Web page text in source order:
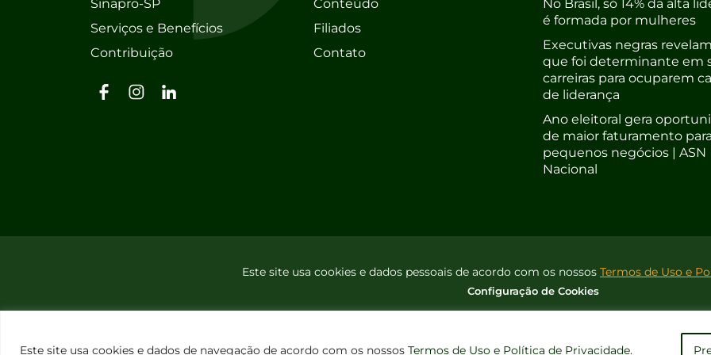
Este site usa cookies e dados de navegação de acordo com os nossos Termos de Uso e Política de Privacidade.
Sinapro-SP
Serviços e Benefícios
Contribuição
Conteúdo
Filiados
Contato
No Brasil, só 14% da alta
é formada por mulheres
Executivas negras
que foi determinante em
carreiras para ocuparem
de liderança
Ano eleitoral gera
de maior faturamento
pequenos negócios | ASN
Nacional
Este site usa cookies e dados pessoais de acordo com os nossos Termos de Uso e
Configuração de Cookies